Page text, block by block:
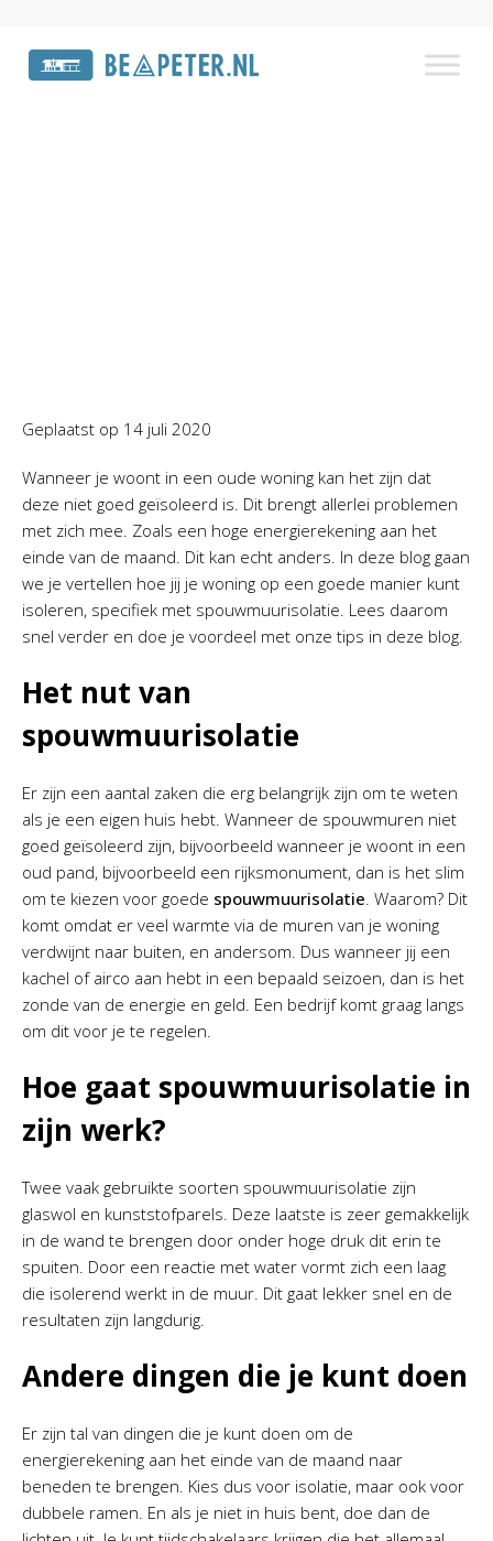
Geplaatst op 14 juli 2020
Wanneer je woont in een oude woning kan het zijn dat
deze niet goed geïsoleerd is. Dit brengt allerlei problemen
met zich mee. Zoals een hoge energierekening aan het
einde van de maand. Dit kan echt anders. In deze blog gaan
we je vertellen hoe jij je woning op een goede manier kunt
isoleren, specifiek met spouwmuurisolatie. Lees daarom
snel verder en doe je voordeel met onze tips in deze blog.
Het nut van
spouwmuurisolatie
Er zijn een aantal zaken die erg belangrijk zijn om te weten
als je een eigen huis hebt. Wanneer de spouwmuren niet
goed geïsoleerd zijn, bijvoorbeeld wanneer je woont in een
oud pand, bijvoorbeeld een rijksmonument, dan is het slim
om te kiezen voor goede spouwmuurisolatie. Waarom? Dit
komt omdat er veel warmte via de muren van je woning
verdwijnt naar buiten, en andersom. Dus wanneer jij een
kachel of airco aan hebt in een bepaald seizoen, dan is het
zonde van de energie en geld. Een bedrijf komt graag langs
om dit voor je te regelen.
Hoe gaat spouwmuurisolatie in
zijn werk?
Twee vaak gebruikte soorten spouwmuurisolatie zijn
glaswol en kunststofparels. Deze laatste is zeer gemakkelijk
in de wand te brengen door onder hoge druk dit erin te
spuiten. Door een reactie met water vormt zich een laag
die isolerend werkt in de muur. Dit gaat lekker snel en de
resultaten zijn langdurig.
Andere dingen die je kunt doen
Er zijn tal van dingen die je kunt doen om de
energierekening aan het einde van de maand naar
beneden te brengen. Kies dus voor isolatie, maar ook voor
dubbele ramen. En als je niet in huis bent, doe dan de